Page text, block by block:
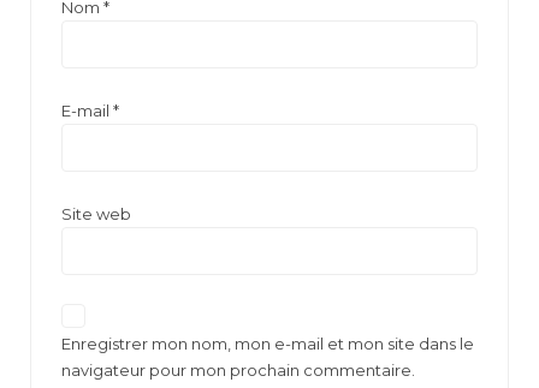
Nom *
E-mail *
Site web
Enregistrer mon nom, mon e-mail et mon site dans le
navigateur pour mon prochain commentaire.